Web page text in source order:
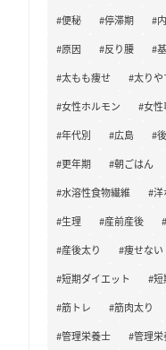
#便秘
#停滞期 #
#原因
#反り腰 #
#太もも痩せ
#太りや
#女性ホルモン
#女性
#年代別
#広島 #
#更年期
#朝ごはん
#水溶性食物繊維
#洋
#生理
#産前産後
#産後太り
#痩せない
#短期ダイエット
#短
#筋トレ
#筋肉太り
#管理栄養士
#管理